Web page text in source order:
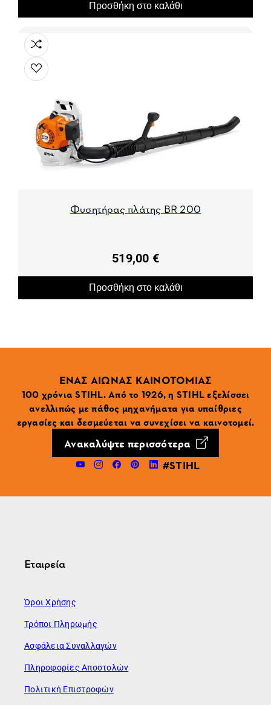
Προσθήκη στο καλάθι
Φυσητήρας πλάτης BR 200
519,00 €
Προσθήκη στο καλάθι
ΕΝΑΣ ΑΙΩΝΑΣ ΚΑΙΝΟΤΟΜΙΑΣ
100 χρόνια STIHL. Από το 1926, η STIHL εξελίσσει
ανελλιπώς με πάθος μηχανήματα για υπαίθριες
εργασίες και δεσμεύεται να συνεχίσει να καινοτομεί.
Ανακαλύψτε περισσότερα
#STIHL
Εταιρεία
Όροι Χρήσης
Τρόποι Πληρωμής
Ασφάλεια Συναλλαγών
Πληροφορίες Αποστολών
Πολιτική Επιστροφών